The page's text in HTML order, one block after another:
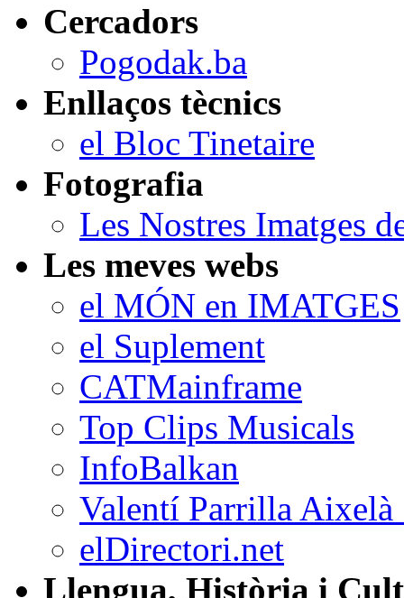
Cercadors
Pogodak.ba
Enllaços tècnics
el Bloc Tinetaire
Fotografia
Les Nostres Imatges
Les meves webs
el MÓN en IMATGES
el Suplement
CATMainframe
Top Clips Musicals
InfoBalkan
Valentí Parrilla Aixelà
elDirectori.net
Llengua, Història i